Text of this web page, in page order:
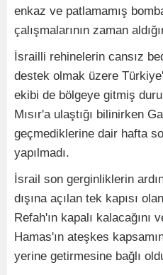
enkaz ve patlamamış
çalışmalarının zaman
İsrailli rehinelerin cansız
destek olmak üzere
ekibi de bölgeye gitmiş
Mısır'a ulaştığı bilinirken
geçmediklerine dair hafta
yapılmadı.
İsrail son gerginliklerin
dışına açılan tek kapısı
Refah'ın kapalı kalacağını
Hamas'ın ateşkes
yerine getirmesine bağlı